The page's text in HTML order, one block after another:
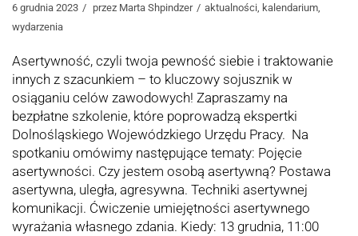
6 grudnia 2023 przez Marta Shpindzer aktualności, kalendarium,
wydarzenia
Asertywność, czyli twoja pewność siebie i traktowanie
innych z szacunkiem – to kluczowy sojusznik w
osiąganiu celów zawodowych! Zapraszamy na
bezpłatne szkolenie, które poprowadzą ekspertki
Dolnośląskiego Wojewódzkiego Urzędu Pracy. Na
spotkaniu omówimy następujące tematy: Pojęcie
asertywności. Czy jestem osobą asertywną? Postawa
asertywna, uległa, agresywna. Techniki asertywnej
komunikacji. Ćwiczenie umiejętności asertywnego
wyrażania własnego zdania. Kiedy: 13 grudnia, 11:00